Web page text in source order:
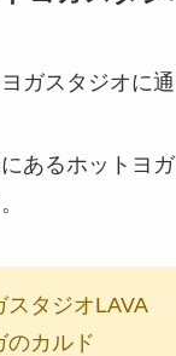
ガスタジオに
あるホットヨ
スタジオLAVA
のカルド